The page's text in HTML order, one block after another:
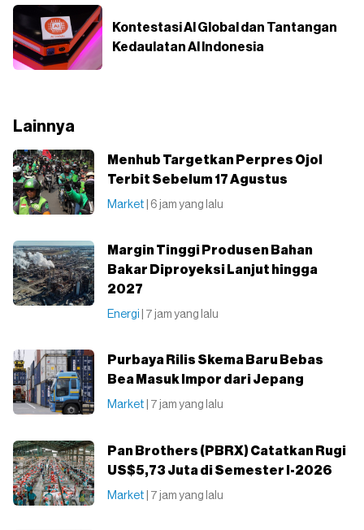
Kontestasi AI Global dan Tantangan
Kedaulatan AI Indonesia
Lainnya
Menhub Targetkan Perpres Ojol
Terbit Sebelum 17 Agustus
Market | 6 jam yang lalu
Margin Tinggi Produsen Bahan
Bakar Diproyeksi Lanjut hingga
2027
Energi | 7 jam yang lalu
Purbaya Rilis Skema Baru Bebas
Bea Masuk Impor dari Jepang
Market | 7 jam yang lalu
Pan Brothers (PBRX) Catatkan Rugi
US$5,73 Juta di Semester I-2026
Market | 7 jam yang lalu